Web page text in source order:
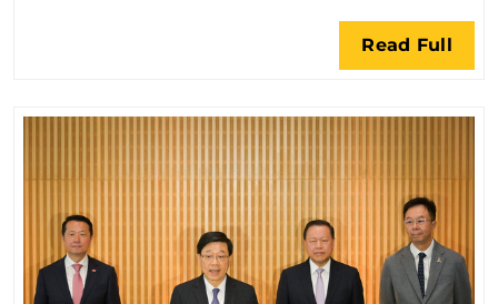
區
青
義
募
展
開
Read Full
Full